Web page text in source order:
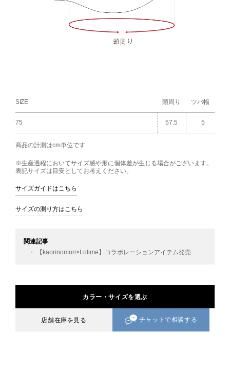
SIZE 頭周り ツバ幅
75 57.5 5
商品の計測はcm単位です
※生産過程においてサイズ感や形に個体差が生じる場合がございます。
表記サイズは目安としてお考えください。
サイズガイドはこちら
サイズの測り方はこちら
関連記事
・ 【kaorinomori×Lolime】コラボレーションアイテム発売
カラー・サイズを選ぶ
店舗在庫を見る チャットで相談する